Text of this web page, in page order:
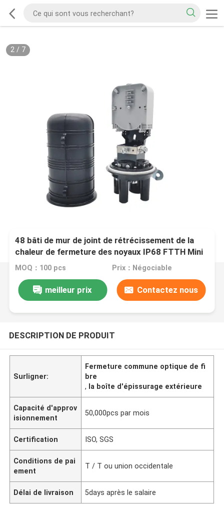
2/ 7
48 bâti de mur de joint de rétrécissement de la
chaleur de fermeture des noyaux IP68 FTTH Mini
Dome Fiber Optic Splice
MOQ：100 pcs Prix：Négociable
meilleur prix Contactez nous
DESCRIPTION DE PRODUIT
Surligner:
Fermeture commune optique de fi
bre
, la boîte d'épissurage extérieure
Capacité d'approv
isionnement
50,000pcs par mois
Certification ISO, SGS
Conditions de pai
ement
T / T ou union occidentale
Délai de livraison 5days après le salaire